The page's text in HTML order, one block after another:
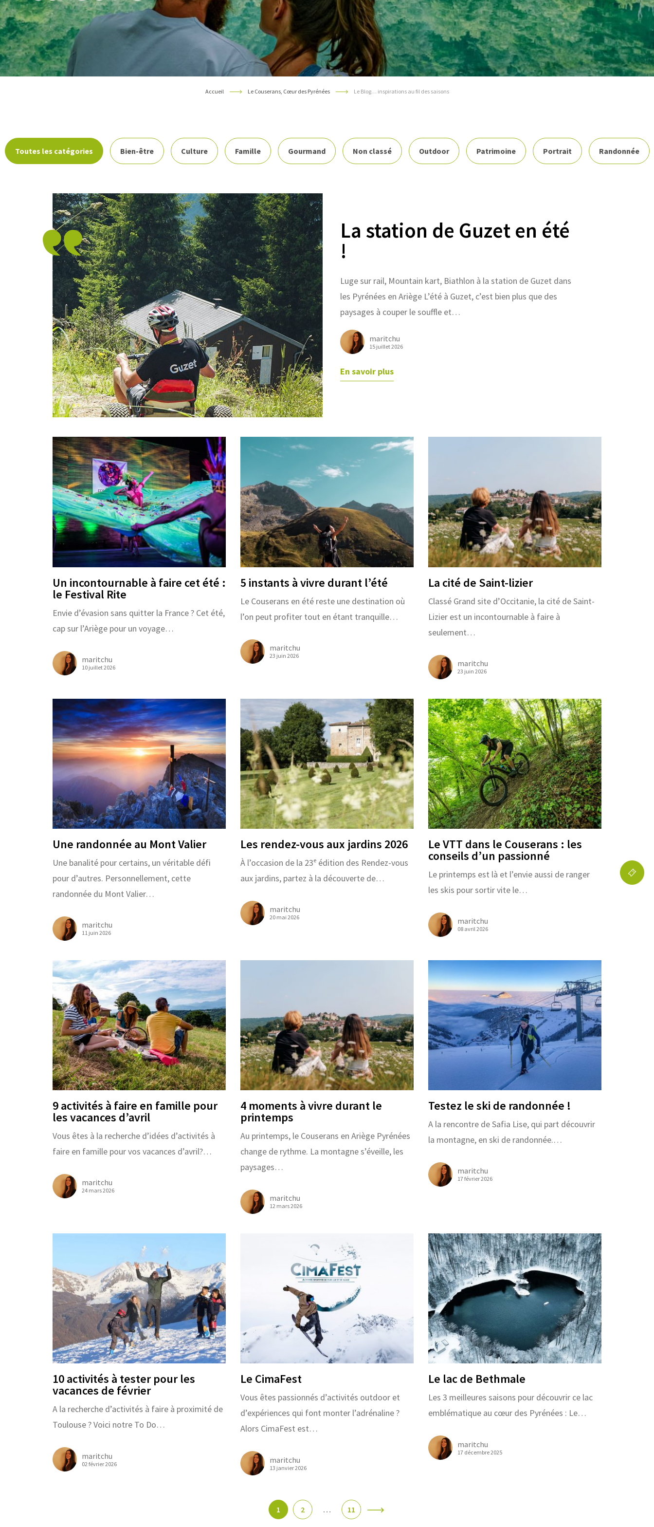
Accueil Le Couserans, Cœur des Pyrénées Le Blog… inspirations au fil des saisons
Toutes les catégories Bien-être Culture Famille Gourmand Non classé Outdoor Patrimoine Portrait Randonnée
La station de Guzet en été
!
Luge sur rail, Mountain kart, Biathlon à la station de Guzet dans
les Pyrénées en Ariège L’été à Guzet, c’est bien plus que des
paysages à couper le souffle et…
maritchu
15 juillet 2026
En savoir plus
Un incontournable à faire cet été :
le Festival Rite
Envie d’évasion sans quitter la France ? Cet été,
cap sur l’Ariège pour un voyage…
maritchu
10 juillet 2026
5 instants à vivre durant l’été
Le Couserans en été reste une destination où
l’on peut profiter tout en étant tranquille…
maritchu
23 juin 2026
La cité de Saint-lizier
Classé Grand site d’Occitanie, la cité de Saint-
Lizier est un incontournable à faire à
seulement…
maritchu
23 juin 2026
Une randonnée au Mont Valier
Une banalité pour certains, un véritable défi
pour d’autres. Personnellement, cette
randonnée du Mont Valier…
maritchu
11 juin 2026
Les rendez-vous aux jardins 2026
À l’occasion de la 23ᵉ édition des Rendez-vous
aux jardins, partez à la découverte de…
maritchu
20 mai 2026
Le VTT dans le Couserans : les
conseils d’un passionné
Le printemps est là et l’envie aussi de ranger
les skis pour sortir vite le…
maritchu
08 avril 2026
9 activités à faire en famille pour
les vacances d’avril
Vous êtes à la recherche d’idées d’activités à
faire en famille pour vos vacances d’avril?…
maritchu
24 mars 2026
4 moments à vivre durant le
printemps
Au printemps, le Couserans en Ariège Pyrénées
change de rythme. La montagne s’éveille, les
paysages…
maritchu
12 mars 2026
Testez le ski de randonnée !
A la rencontre de Safia Lise, qui part découvrir
la montagne, en ski de randonnée.…
maritchu
17 février 2026
10 activités à tester pour les
vacances de février
A la recherche d’activités à faire à proximité de
Toulouse ? Voici notre To Do…
maritchu
02 février 2026
Le CimaFest
Vous êtes passionnés d’activités outdoor et
d’expériences qui font monter l’adrénaline ?
Alors CimaFest est…
maritchu
13 janvier 2026
Le lac de Bethmale
Les 3 meilleures saisons pour découvrir ce lac
emblématique au cœur des Pyrénées : Le…
maritchu
17 décembre 2025
1 2 … 11